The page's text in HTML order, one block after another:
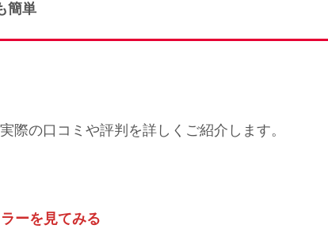
簡単
際の口コミや評判を詳しくご紹介します。
ーを見てみる